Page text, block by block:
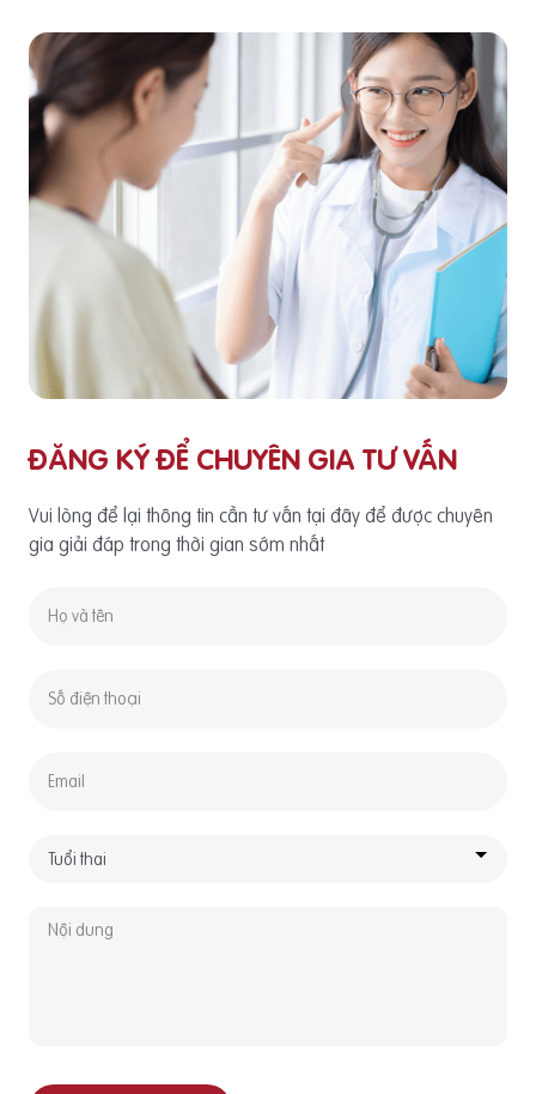
ĐĂNG KÝ ĐỂ CHUYÊN GIA TƯ VẤN
Vui lòng để lại thông tin cần tư vấn tại đây để được chuyên
gia giải đáp trong thời gian sớm nhất